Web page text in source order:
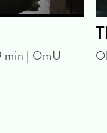
min | OmU